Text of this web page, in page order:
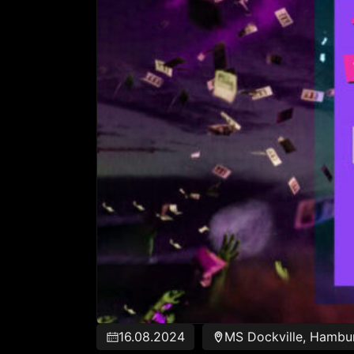
16.08.2024 MS Dockville,